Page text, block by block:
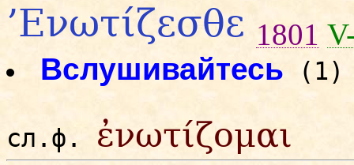
’Ενωτίζεσθε 1801
Вслушивайтесь
сл.ф. ἐνωτίζομαι